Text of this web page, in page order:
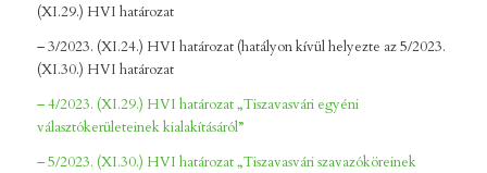
(XI.29.) HVI határozat
– 3/2023. (XI.24.) HVI határozat (hatályon kívül helyezte az 5/2023.
(XI.30.) HVI határozat
– 4/2023. (XI.29.) HVI határozat „Tiszavasvári egyéni
választókerületeinek kialakításáról”
– 5/2023. (XI.30.) HVI határozat „Tiszavasvári szavazóköreinek